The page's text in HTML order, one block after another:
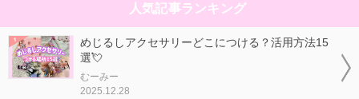
人気記事ランキング
めじるしアクセサリーどこにつける？活用方法15
選💘
むーみー
2025.12.28